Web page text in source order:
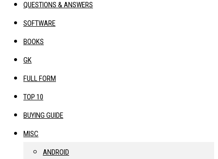
QUESTIONS & ANSWERS
SOFTWARE
BOOKS
GK
FULL FORM
TOP 10
BUYING GUIDE
MISC
ANDROID